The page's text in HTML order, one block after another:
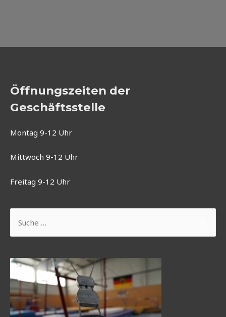
Öffnungszeiten der
Geschäftsstelle
Montag 9-12 Uhr
Mittwoch 9-12 Uhr
Freitag 9-12 Uhr
nach: